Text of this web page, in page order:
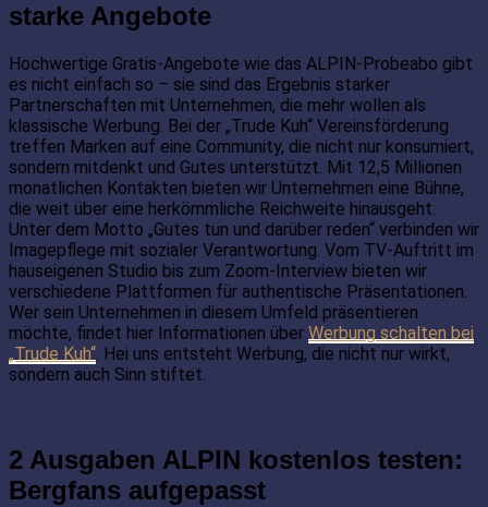
starke Angebote
Hochwertige Gratis-Angebote wie das ALPIN-Probeabo gibt
es nicht einfach so – sie sind das Ergebnis starker
Partnerschaften mit Unternehmen, die mehr wollen als
klassische Werbung. Bei der „Trude Kuh“ Vereinsförderung
treffen Marken auf eine Community, die nicht nur konsumiert,
sondern mitdenkt und Gutes unterstützt. Mit 12,5 Millionen
monatlichen Kontakten bieten wir Unternehmen eine Bühne,
die weit über eine herkömmliche Reichweite hinausgeht.
Unter dem Motto „Gutes tun und darüber reden“ verbinden wir
Imagepflege mit sozialer Verantwortung. Vom TV-Auftritt im
hauseigenen Studio bis zum Zoom-Interview bieten wir
verschiedene Plattformen für authentische Präsentationen.
Wer sein Unternehmen in diesem Umfeld präsentieren
möchte, findet hier Informationen über Werbung schalten bei
„Trude Kuh“. Hei uns entsteht Werbung, die nicht nur wirkt,
sondern auch Sinn stiftet.
2 Ausgaben ALPIN kostenlos testen:
Bergfans aufgepasst